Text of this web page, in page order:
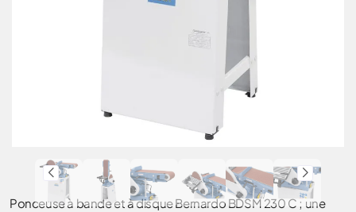
Ponceuse à bande et à disque Bernardo BDSM 230 C ; une